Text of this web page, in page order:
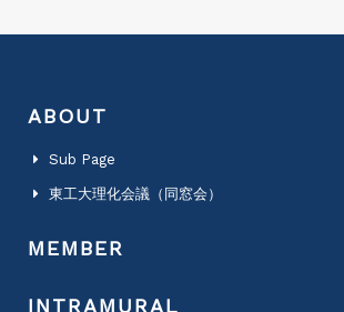
ABOUT
Sub Page
東工大理化会議（同窓会）
MEMBER
INTRAMURAL